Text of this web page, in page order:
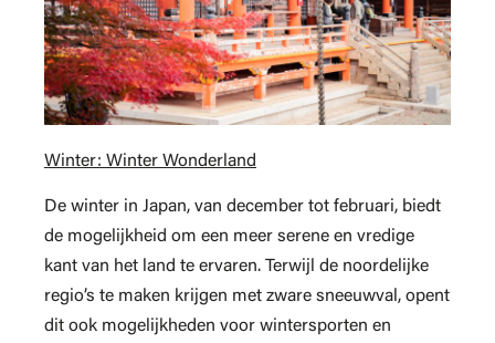
Winter: Winter Wonderland
De winter in Japan, van december tot februari, biedt
de mogelijkheid om een meer serene en vredige
kant van het land te ervaren. Terwijl de noordelijke
regio’s te maken krijgen met zware sneeuwval, opent
dit ook mogelijkheden voor wintersporten en